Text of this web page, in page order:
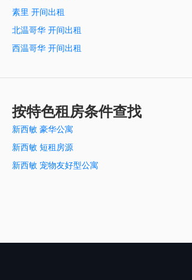
素里 开间出租
北温哥华 开间出租
西温哥华 开间出租
按特色租房条件查找
新西敏 豪华公寓
新西敏 短租房源
新西敏 宠物友好型公寓